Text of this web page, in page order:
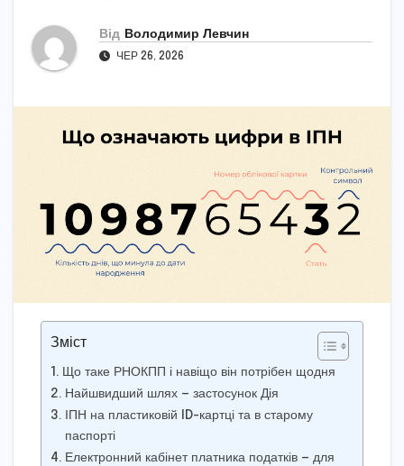
Від Володимир Левчин
ЧЕР 26, 2026
Зміст
Що таке РНОКПП і навіщо він потрібен щодня
Найшвидший шлях — застосунок Дія
ІПН на пластиковій ID-картці та в старому
паспорті
Електронний кабінет платника податків — для